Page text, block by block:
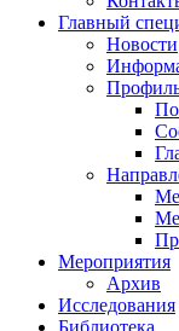
Главный
Новости
Мероприятия
Архив
Исследования
Библиотека